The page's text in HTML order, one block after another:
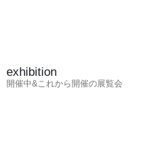
exhibition
開催中&これから開催の展覧会